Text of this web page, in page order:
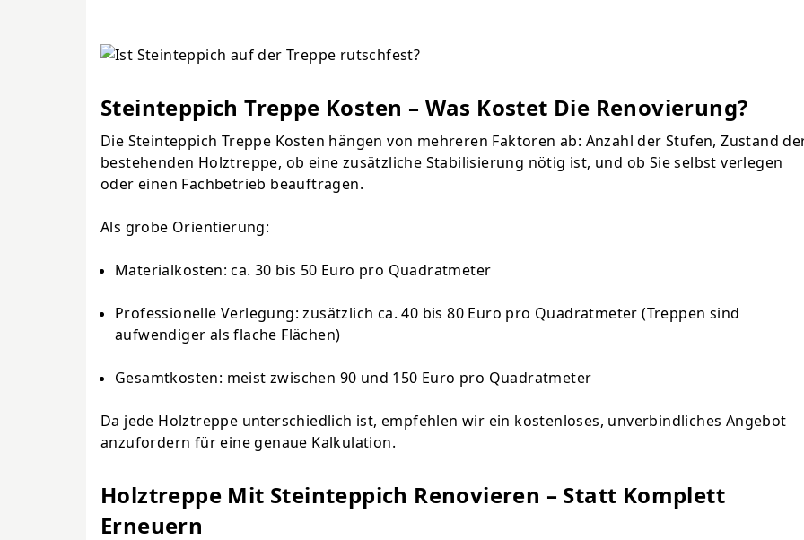
Steinteppich Treppe Kosten – Was Kostet Die Renovierung?
Die Steinteppich Treppe Kosten hängen von mehreren Faktoren ab: Anzahl der Stufen, Zustand
bestehenden Holztreppe, ob eine zusätzliche Stabilisierung nötig ist, und ob Sie selbst verlegen
oder einen Fachbetrieb beauftragen.
Als grobe Orientierung:
Materialkosten: ca. 30 bis 50 Euro pro Quadratmeter
Professionelle Verlegung: zusätzlich ca. 40 bis 80 Euro pro Quadratmeter (Treppen sind
aufwendiger als flache Flächen)
Gesamtkosten: meist zwischen 90 und 150 Euro pro Quadratmeter
Da jede Holztreppe unterschiedlich ist, empfehlen wir ein kostenloses, unverbindliches Angebot
anzufordern für eine genaue Kalkulation.
Holztreppe Mit Steinteppich Renovieren – Statt Komplett
Erneuern